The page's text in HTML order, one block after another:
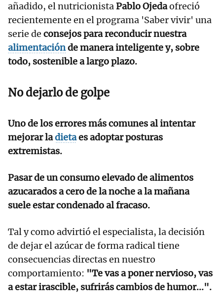
añadido, el nutricionistaPablo Ojedaofreció
recientemente en el programa 'Saber vivir' una
serie de consejos para reconducir nuestra
alimentaciónde manera inteligente y, sobre
todo, sostenible a largo plazo.
No dejarlo de golpe
Uno de los errores más comunes al intentar
mejorar ladietaes adoptar posturas
extremistas.
Pasar de un consumo elevado de alimentos
azucarados a cero de la noche a la mañana
suele estar condenado al fracaso.
Tal y como advirtió el especialista, la decisión
de dejar el azúcar de forma radical tiene
consecuencias directas en nuestro
comportamiento: "Te vas a poner nervioso, vas
a estar irascible, sufrirás cambios de humor...".